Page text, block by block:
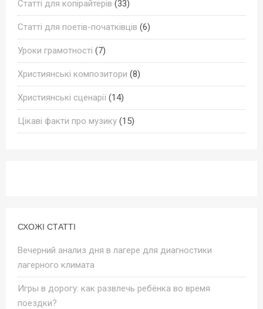
Статті для копірайтерів (33)
Статті для поетів-початківців (6)
Уроки грамотності (7)
Християнські композитори (8)
Християнські сценарії (14)
Цікаві факти про музику (15)
СХОЖІ СТАТТІ
Вечерний анализ дня в лагере для диагностики
лагерного климата
Игры в дорогу: как развлечь ребёнка во время
поездки?